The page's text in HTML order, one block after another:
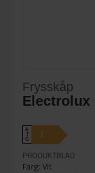
Frysskåp
Electrolux
A
↑
G
E
PRODUKTBLAD
Färg: Vit